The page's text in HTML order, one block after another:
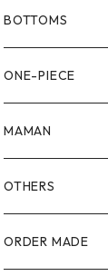
80size
90size
100size
110size
BOTTOMS
80size
90size
100size
110size
ONE-PIECE
80size
90size
100size
MAMAN
OTHERS
ORDER MADE